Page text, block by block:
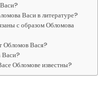
Васи в литературе?
с образом Обломова
Обломов Вася?
Васи?
Обломове известны?